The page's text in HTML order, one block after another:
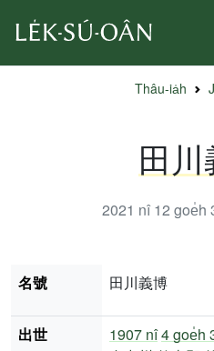
Thâu-ia̍h
田
2021 nî 12 goe̍h
名號 田川義博
出世 1907 nî4 goe̍h